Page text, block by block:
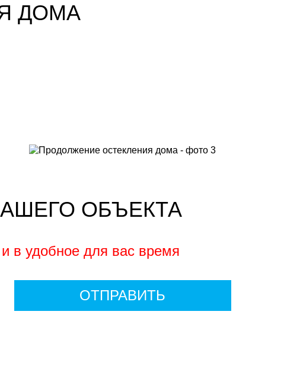
ДОМА
ОБЪЕКТА
в удобное для вас время
ОТПРАВИТЬ